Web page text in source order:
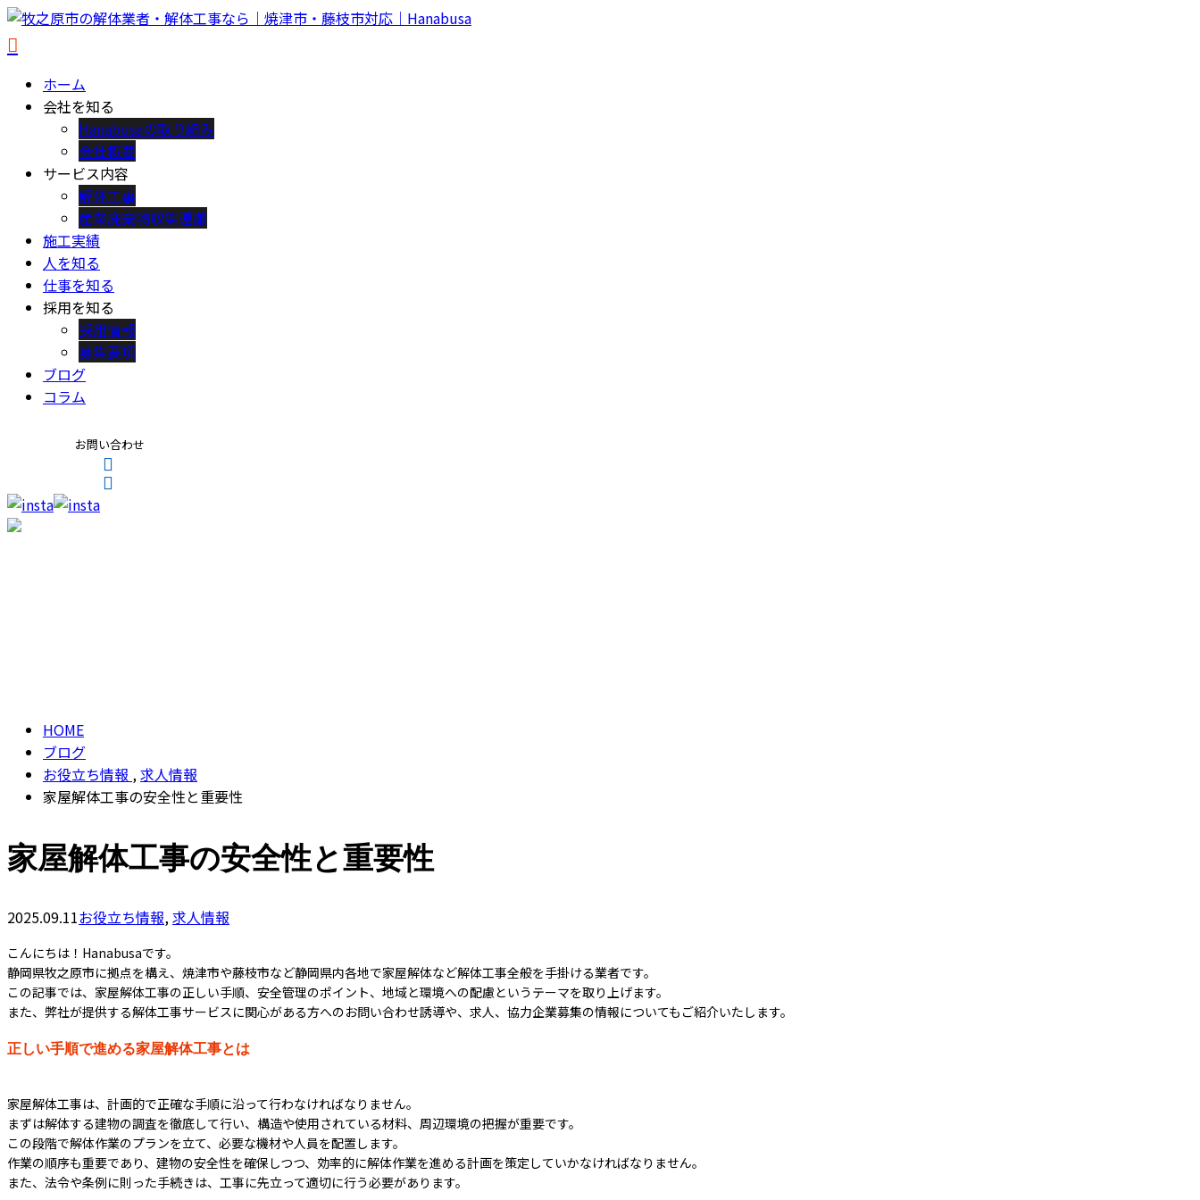
ホーム
会社を知る
Hanabusaの取り組み
会社概要
サービス内容
解体工事
産業廃棄物収集運搬
施工実績
人を知る
仕事を知る
採用を知る
採用情報
募集要項
ブログ
コラム
お問い合わせ
HOME
ブログ
お役立ち情報 ,求人情報
家屋解体工事の安全性と重要性
家屋解体工事の安全性と重要性
2025.09.11お役立ち情報,求人情報
こんにちは！Hanabusaです。
静岡県牧之原市に拠点を構え、焼津市や藤枝市など静岡県内各地で家屋解体など解体工事全般を手掛ける業者です。
この記事では、家屋解体工事の正しい手順、安全管理のポイント、地域と環境への配慮というテーマを取り上げます。
また、弊社が提供する解体工事サービスに関心がある方へのお問い合わせ誘導や、求人、協力企業募集の情報についてもご紹介いたします。
正しい手順で進める家屋解体工事とは
家屋解体工事は、計画的で正確な手順に沿って行わなければなりません。
まずは解体する建物の調査を徹底して行い、構造や使用されている材料、周辺環境の把握が重要です。
この段階で解体作業のプランを立て、必要な機材や人員を配置します。
作業の順序も重要であり、建物の安全性を確保しつつ、効率的に解体作業を進める計画を策定していかなければなりません。
また、法令や条例に則った手続きは、工事に先立って適切に行う必要があります。